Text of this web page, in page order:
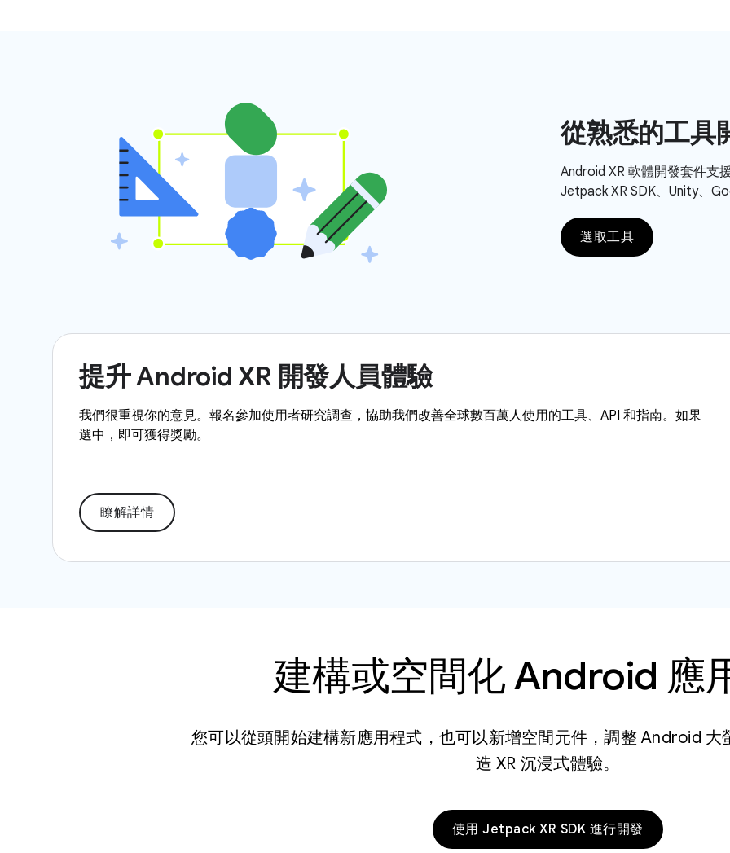
從熟悉的工具
Android XR 軟體開發套件支
Jetpack XR SDK、Unity、
選取工具
提升 Android XR 開發人員體驗
我們很重視你的意見。報名參加使用者研究調查，協助我們改善全球數百萬人使用的工具、API 和指南。如果
選中，即可獲得獎勵。
瞭解詳情
建構或空間化 Android 應
您可以從頭開始建構新應用程式，也可以新增空間元件，調整 Android 大
造 XR 沉浸式體驗。
使用 Jetpack XR SDK 進行開發